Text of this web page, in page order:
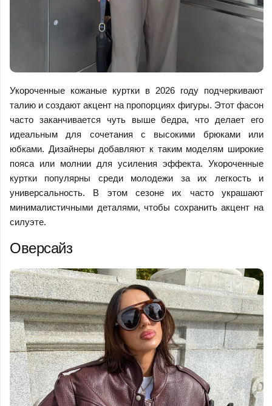
Укороченные кожаные куртки в 2026 году подчеркивают
талию и создают акцент на пропорциях фигуры. Этот фасон
часто заканчивается чуть выше бедра, что делает его
идеальным для сочетания с высокими брюками или
юбками. Дизайнеры добавляют к таким моделям широкие
пояса или молнии для усиления эффекта. Укороченные
куртки популярны среди молодежи за их легкость и
универсальность. В этом сезоне их часто украшают
минималистичными деталями, чтобы сохранить акцент на
силуэте.
Оверсайз